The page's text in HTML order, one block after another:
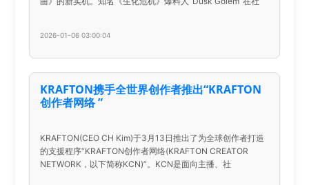
2026-01-06 03:00:04
KRAFTON携手全世界创作者推出“KRAFTON
创作者网络 ”
KRAFTON(CEO CH Kim)于3月13日推出了为全球创作者打造
的支援程序“KRAFTON创作者网络(KRAFTON CREATOR
NETWORK，以下简称KCN)”。KCN是面向主播、社